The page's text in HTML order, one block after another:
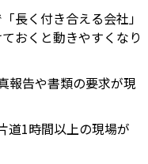
長く付き合える会社」
おくと動きやすくなり
報告や書類の要求が現
道1時間以上の現場が